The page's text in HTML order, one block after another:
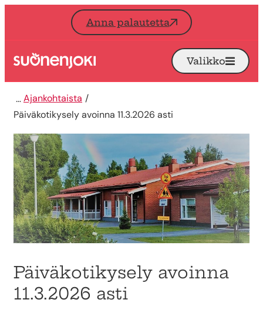
Siirry sisältöön
Anna palautetta
Etusivu Avaa
Valikko
Ajankohtaista
Päiväkotikysely avoinna 11.3.2026 asti
Päiväkotikysely avoinna
11.3.2026 asti